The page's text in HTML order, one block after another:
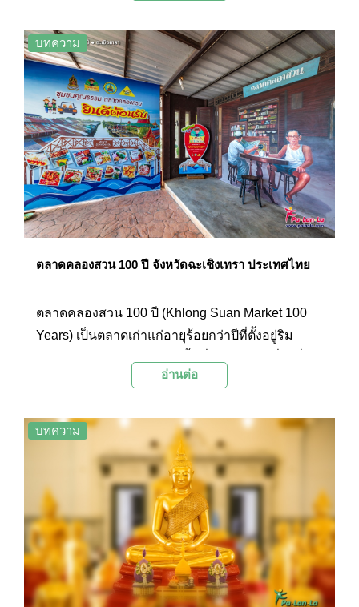
ท่องเที่ยวที่มาเยือนจะได้เลือกซื้ออาหารและขนมอ
ร่อยๆ พร้อมสัมผัสบรรยากาศตลาดเก่า และอาคาร
บ้านเรือนไม้โบราณที่เป็นสถานที่ถ่ายทำภาพยนตร์
ดังอีกด้วย
บทความ
ตลาดคลองสวน 100 ปี จังหวัดฉะเชิงเทรา ประเทศไทย
ตลาดคลองสวน 100 ปี (Khlong Suan Market 100
Years) เป็นตลาดเก่าแก่อายุร้อยกว่าปีที่ตั้งอยู่ริม
อยู่ในจังหวัดฉะเชิงเทรา ส่วนอีกครึ่งหนึ่งตั้งอยู่ใน
ขายมากมาย นักท่องเที่ยวนิยมมาเดินเล่นชม
บรรยากาศตลาดเก่า ถ่ายภาพเป็นที่ระลึก และซื้อ
ของกินอร่อยๆ เช่น ฮ่อยจ๊อ เป็ดพะโล้ ขนมกุยช่าย
ขนมไทย และกาแฟโบราณ
อ่านต่อ
บทความ